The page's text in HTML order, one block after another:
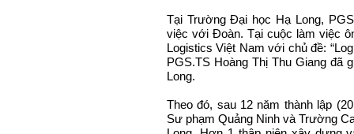
Tại Trường Đại học Hạ Long,
việc với Đoàn. Tại cuộc làm việc
Logistics Việt Nam với chủ đề:
PGS.TS Hoàng Thị Thu Giang đã
Long.
Theo đó, sau 12 năm thành lập
Sư phạm Quảng Ninh và Trường